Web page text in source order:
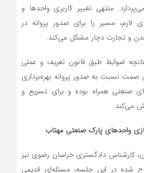
منتهی تغییر کاربری واحدها و
لازم، مسیر را برای صدور پروانه در
و تجارت دچار مشکل می‌کند.
ضوابط طبق قانون تعریف و عملی
صمت نسبت به صدور پروانه بهره‌برداری
صنعتی همراه بوده و برای تسریع و
می‌کند.
واحدهای پارک صنعتی مهتاب
کارشناس دادگستری خراسان رضوی نیز
در این جلسه، مسئله‌ای قدیمی